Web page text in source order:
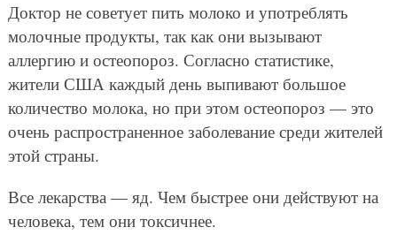
Доктор не советует пить молоко и употреблять
молочные продукты, так как они вызывают
аллергию и остеопороз. Согласно статистике,
жители США каждый день выпивают большое
количество молока, но при этом остеопороз — это
очень распространенное заболевание среди жителей
этой страны.
Все лекарства — яд. Чем быстрее они действуют на
человека, тем они токсичнее.